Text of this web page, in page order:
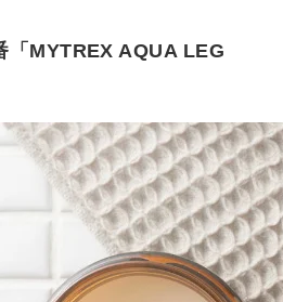
「MYTREX AQUA LEG